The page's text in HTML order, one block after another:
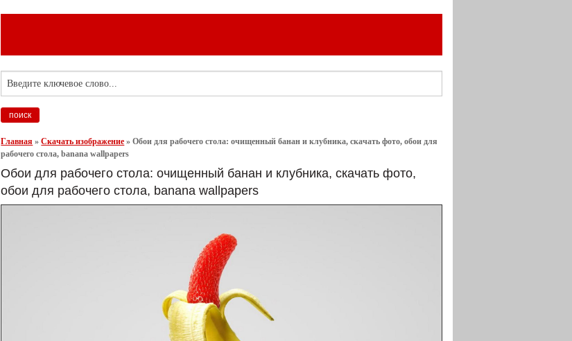
Главная »Скачать изображение »Обои для рабочего стола: очищенный банан и клубника, скачать фото, обои для
рабочего стола, banana wallpapers
Обои для рабочего стола: очищенный банан и клубника, скачать фото,
обои для рабочего стола, banana wallpapers